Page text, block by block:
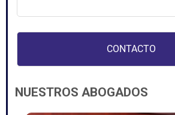
NUESTROS ABOGADOS